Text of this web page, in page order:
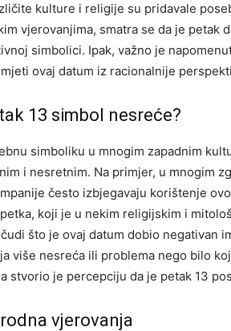
kulture i religije su pridavale
vjerovanjima, smatra se da je petak
simbolici. Ipak, važno je
ovaj datum iz racionalnije
13 simbol nesreće?
simboliku u mnogim zapadnim
i nesretnim. Na primjer, u mnogim
često izbjegavaju korištenje
koji je u nekim religijskim i
što je ovaj datum dobio negativan
više nesreća ili problema nego bilo
stvorio je percepciju da je petak 13
vjerovanja